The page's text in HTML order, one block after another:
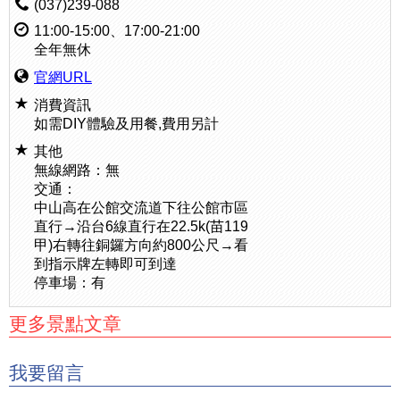
(037)239-088
11:00-15:00、17:00-21:00
全年無休
官網URL
消費資訊
如需DIY體驗及用餐,費用另計
其他
無線網路：無
交通：
中山高在公館交流道下往公館市區
直行→沿台6線直行在22.5k(苗119
甲)右轉往銅鑼方向約800公尺→看
到指示牌左轉即可到達
停車場：有
更多景點文章
我要留言